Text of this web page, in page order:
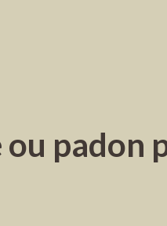
padon